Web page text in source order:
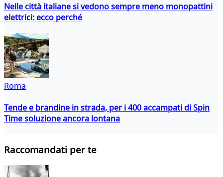
Nelle città italiane si vedono sempre meno monopattini
elettrici: ecco perché
Roma
Tende e brandine in strada, per i 400 accampati di Spin
Time soluzione ancora lontana
Raccomandati per te